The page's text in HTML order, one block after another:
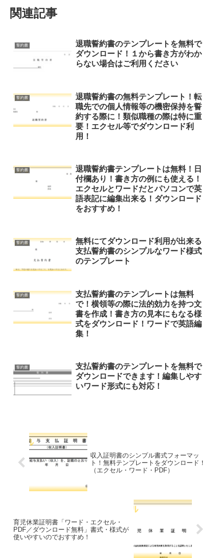
関連記事
誓約書
退職誓約書のテンプレートを無料で
ダウンロード！１から書き方がわか
らない場合はご利用ください
誓約書
退職誓約書の無料テンプレート！転
職先での個人情報等の機密保持を誓
約する際に！類似職種の際は特に重
要！エクセル等でダウンロード利
用！
誓約書
退職誓約書テンプレートは無料！日
付欄あり！書き方の例にも使える！
エクセルとワードだとパソコンで英
語表記に編集出来る！ダウンロード
をおすすめ！
誓約書
無料にてダウンロード利用が出来る
支払誓約書のシンプルなワード様式
のテンプレート
誓約書
支払誓約書のテンプレートは無料
で！横領等の際に法的効力を持つ文
書を作成！書き方の見本にもなる様
式をダウンロード！ワードで英語編
集！
誓約書
支払誓約書のテンプレートを無料で
ダウンロードできます！編集しやす
いワード形式にも対応！
収入証明書のシンプル書式フォーマッ
ト！無料テンプレートをダウンロード！
（エクセル・ワード・PDF）
育児休業証明書「ワード・エクセル・
PDF／ダウンロード無料」書式・様式が
使いやすいのでおすすめ！